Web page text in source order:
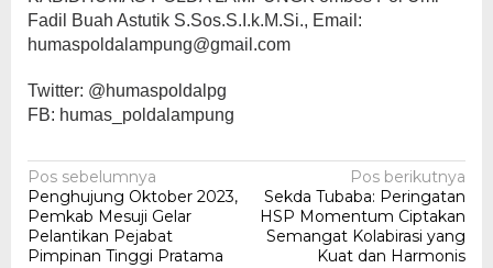
Fadil Buah Astutik S.Sos.S.I.k.M.Si., Email:
humaspoldalampung@gmail.com
Twitter: @humaspoldalpg
FB: humas_poldalampung
Navigasi
pos
Pos sebelumnya
Penghujung Oktober 2023,
Pemkab Mesuji Gelar
Pelantikan Pejabat
Pimpinan Tinggi Pratama
Pos berikutnya
Sekda Tubaba: Peringatan
HSP Momentum Ciptakan
Semangat Kolabirasi yang
Kuat dan Harmonis